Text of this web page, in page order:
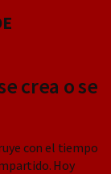
crea o se
con el tiempo
Hoy